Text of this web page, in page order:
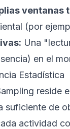
ventanas
(por
Una
en el
Estadística
reside
suficiente de
actividad